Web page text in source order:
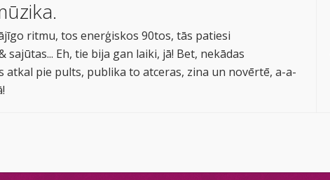
ritmu, tos enerģiskos 90tos, tās patiesi
sajūtas... Eh, tie bija gan laiki, jā! Bet, nekādas
atkal pie pults, publika to atceras, zina un novērtē, a-a-